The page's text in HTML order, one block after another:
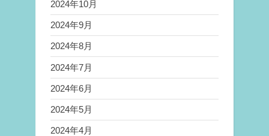
2024年10月
2024年9月
2024年8月
2024年7月
2024年6月
2024年5月
2024年4月